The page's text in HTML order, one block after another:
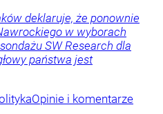
deklaruje, że ponownie
w wyborach
SW Research dla
państwa jest
Opinie i komentarze